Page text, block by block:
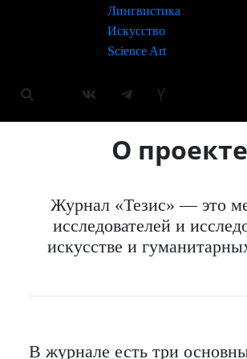
Лингвистика
Искусство
Science Art
О проекте
Журнал «Тезис» — это
исследователей и
искусстве и
В журнале есть три